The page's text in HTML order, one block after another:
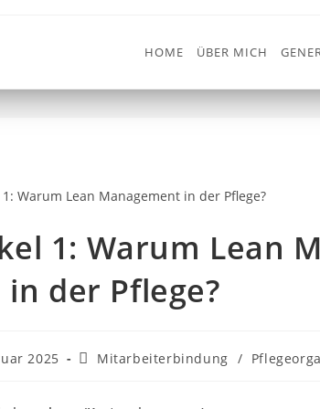
HOME ÜBER MICH
Management in
Mitarbeiterbindung >
1: Warum Lean
in der Pflege?
2025 Mitarbeiterbindung /